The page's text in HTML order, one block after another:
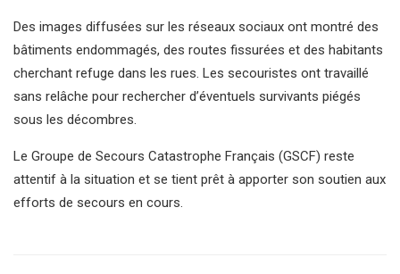
Des images diffusées sur les réseaux sociaux ont montré des
bâtiments endommagés, des routes fissurées et des habitants
cherchant refuge dans les rues. Les secouristes ont travaillé
sans relâche pour rechercher d’éventuels survivants piégés
sous les décombres.
Le Groupe de Secours Catastrophe Français (GSCF) reste
attentif à la situation et se tient prêt à apporter son soutien aux
efforts de secours en cours.